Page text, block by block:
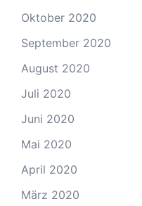
Oktober 2020
September 2020
August 2020
Juli 2020
Juni 2020
Mai 2020
April 2020
März 2020